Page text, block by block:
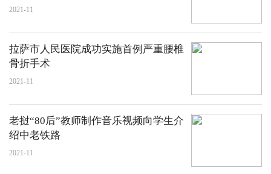
2021-11
拉萨市人民医院成功实施首例严重腰椎
骨折手术
2021-11
老挝“80后”教师制作音乐视频向学生介
绍中老铁路
2021-11